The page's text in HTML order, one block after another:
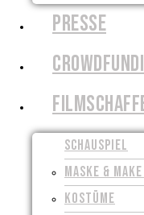
PRESSE
SCHAUSPIEL
MASKE &
KOSTÜME